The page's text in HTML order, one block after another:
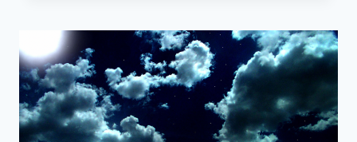
ENFEKSIYONLA
MÜCADELE
EDEN
ANTIKORLAR